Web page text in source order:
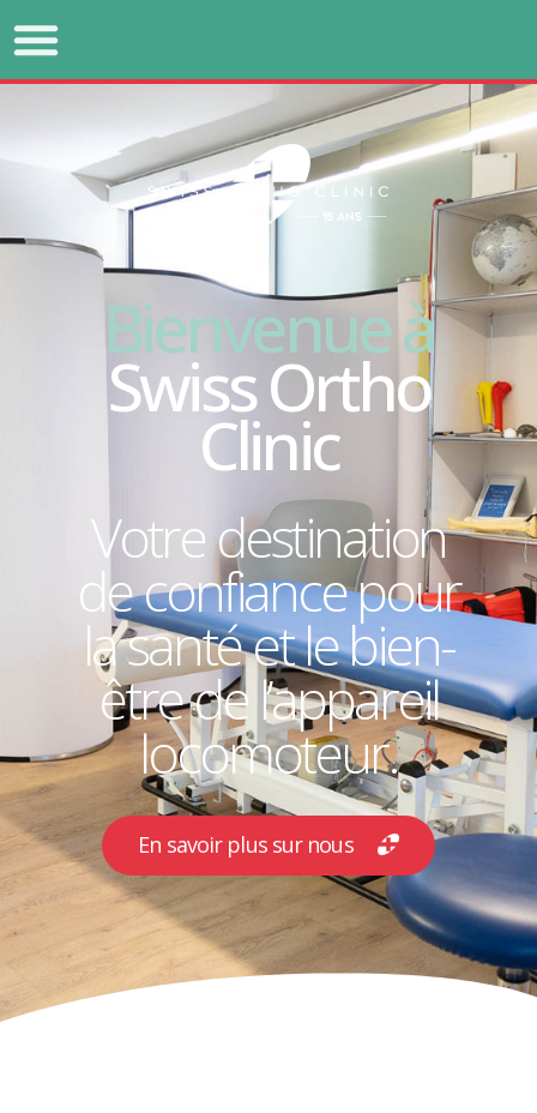
Bienvenue à
Swiss Ortho
Clinic
Votre destination
de confiance pour
la santé et le bien-
être de l’appareil
locomoteur.
En savoir plus sur nous